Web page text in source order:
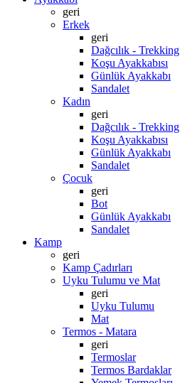
geri
Erkek
geri
Dağcılık - Trekking
Koşu Ayakkabısı
Günlük Ayakkabı
Sandalet
Kadın
geri
Dağcılık - Trekking
Koşu Ayakkabısı
Günlük Ayakkabı
Sandalet
Çocuk
geri
Bot
Günlük Ayakkabı
Sandalet
Kamp
geri
Kamp Çadırları
Uyku Tulumu ve Mat
geri
Uyku Tulumu
Mat
Termos - Matara
geri
Termoslar
Termos Bardaklar